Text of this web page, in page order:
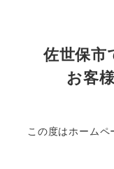
佐世保市
お客
この度はホーム